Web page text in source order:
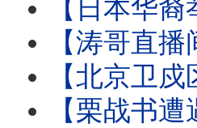
【日本华裔举家回国探
【涛哥直播间】川
【北京卫戍区司令陈源消失 ⋯
【栗战书遭遇王岐山命